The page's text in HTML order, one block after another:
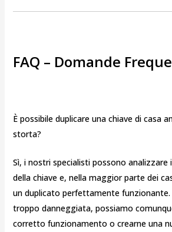
FAQ – Domande
È possibile duplicare una chiave di casa
storta?
Sì, i nostri specialisti possono analizzare
della chiave e, nella maggior parte dei
un duplicato perfettamente funzionante.
troppo danneggiata, possiamo
corretto funzionamento o crearne una